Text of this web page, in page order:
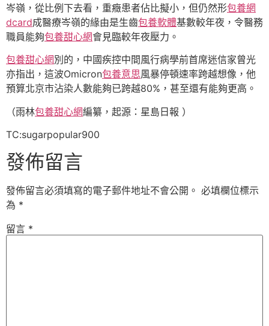
岑嶺，從比例下去看，重癥患者佔比擬小，但仍然形包養網
dcard成醫療岑嶺的緣由是生齒包養軟體基數較年夜，令醫務
職員能夠包養甜心網會見臨較年夜壓力。
包養甜心網別的，中國疾控中間風行病學前首席迷信家曾光
亦指出，這波Omicron包養意思風暴停頓速率跨越想像，他
預算北京市沾染人數能夠已跨越80%，甚至還有能夠更高。
（雨林包養甜心網編纂，起源：星島日報 ）
TC:sugarpopular900
發佈留言
發佈留言必須填寫的電子郵件地址不會公開。 必填欄位標示
為 *
留言 *